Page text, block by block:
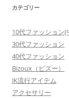
カテゴリー
10代ファッション(
30代ファッション
40代ファッション
Bizoux（ビズー）
JK流行アイテム
アクセサリー